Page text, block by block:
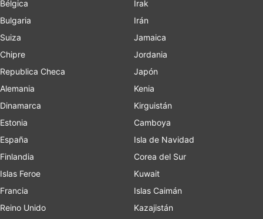
Bélgica
Bulgaria
Suiza
Chipre
Republica Checa
Alemania
Dinamarca
Estonia
España
Finlandia
Islas Feroe
Francia
Reino Unido
Irak
Irán
Jamaica
Jordania
Japón
Kenia
Kirguistán
Camboya
Isla de Navidad
Corea del Sur
Kuwait
Islas Caimán
Kazajistán